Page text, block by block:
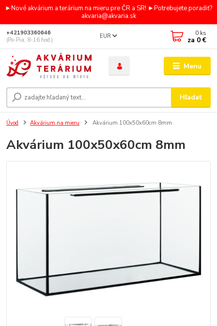
►Nové akvárium a terárium na mieru pre ČR a SR! ►Potrebujete poradiť?
akvaria@akvaria.sk
Menu
EUR
Hľadať
+421903360646
(Po-Pia, 8-16 hod.)
0 ks
za 0 €
Úvod Akvárium na mieru Akvárium 100x50x60cm 8mm
Akvárium 100x50x60cm 8mm